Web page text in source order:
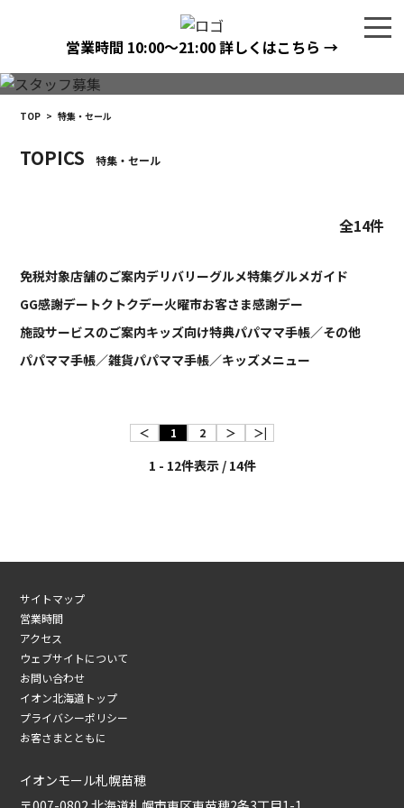
営業時間 10:00〜21:00詳しくはこちら →
TOP > 特集・セール
TOPICS 特集・セール
全14件
免税対象店舗のご案内デリバリーグルメ特集グルメガイド
GG感謝デー トクトクデー火曜市お客さま感謝デー
施設サービスのご案内キッズ向け特典パパママ手帳／その他
パパママ手帳／雑貨パパママ手帳／キッズメニュー
＜ 1 2 ＞ ＞|
1 - 12件表示 / 14件
サイトマップ
営業時間
アクセス
ウェブサイトについて
お問い合わせ
イオン北海道トップ
プライバシーポリシー
お客さまとともに
イオンモール札幌苗穂